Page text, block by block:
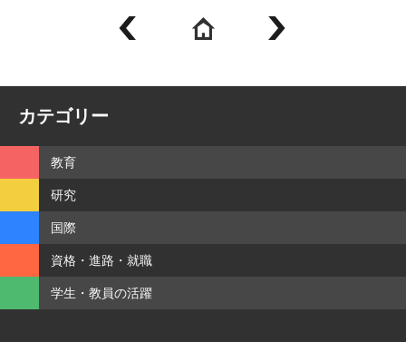
カテゴリー
教育
研究
国際
資格・進路・就職
学生・教員の活躍